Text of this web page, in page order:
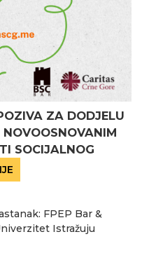
ZA DODJELU
SOCIJALNOG
FPEP Bar &
Istražuju